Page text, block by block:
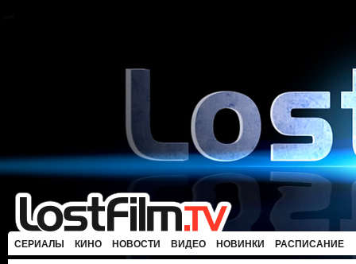
СЕРИАЛЫ КИНО НОВОСТИ ВИДЕО НОВИНКИ РАСПИСАНИЕ